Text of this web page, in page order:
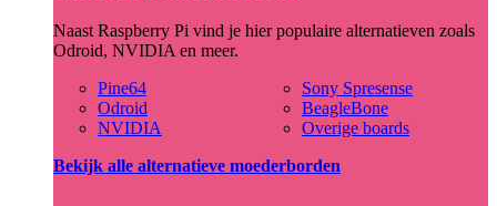
Naast Raspberry Pi vind je hier populaire alternatieven zoals
Odroid, NVIDIA en meer.
Pine64
Odroid
NVIDIA
Sony Spresense
BeagleBone
Overige boards
Bekijk alle alternatieve moederborden